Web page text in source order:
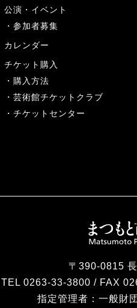
公演・イベント
参加者募集
カレンダー
チケット購入
購入方法
芸術館チケットクラブ
チケットセンター
〒390-0815
TEL 0263-33-3800 / FAX
指定管理者： 一般財